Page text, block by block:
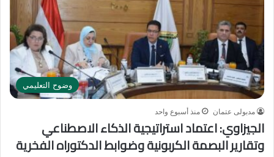
وضوح التعليمي
مدبولى عتمان منذ أسبوع واحد
الجيزاوي: اعتماد استراتيجية الذكاء الاصطناعي
وتقارير البصمة الكربونية وضوابط الدكتوراه الفخرية